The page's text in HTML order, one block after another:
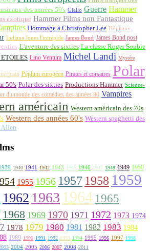
des années 50's Giallo Guerre Hammer
exotique Hammer Films non Fantastique
Hommage à Christopher Lee Hôpitaux
Indiana Jones l'intrépide James Bond James Bond post
L'aventure des sixties La classe Roger Soubie
Lino Ventura Michel Landi Mystère
Péplum européen Pirates et corsaires Polar
50's Polar des sixties Productions Hammer Science-
du monde des comédies des années 80 Vampires
américain Western américain des 70s
Western des années 60's Western spaghetti des
1940 1941 1942 1943 1945 1946 1947 1948 1949 1950
1955 1956 1957 1958 1959
1962 1963 1964 1965
1968 1969 1970 1971 1972 1973 1974
1978 1979 1980 1981 1982 1983 1984
1989 1990 1991 1992 1993 1994 1995 1996 1997 1998
2004 2005 2006 2007 2008 2011